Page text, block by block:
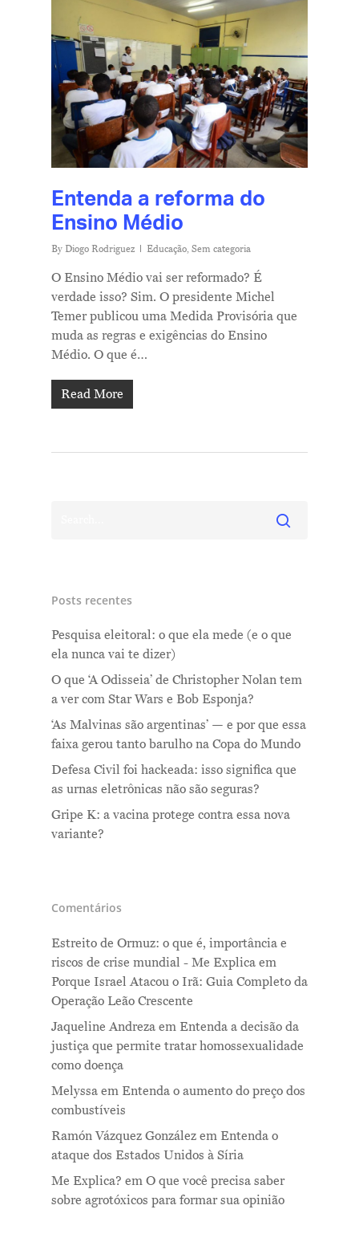
Entenda a reforma do
Ensino Médio
By Diogo Rodriguez Educação, Sem categoria
O Ensino Médio vai ser reformado? É
verdade isso? Sim. O presidente Michel
Temer publicou uma Medida Provisória que
muda as regras e exigências do Ensino
Médio. O que é…
Read More
Posts recentes
Pesquisa eleitoral: o que ela mede (e o que
ela nunca vai te dizer)
O que ‘A Odisseia’ de Christopher Nolan tem
a ver com Star Wars e Bob Esponja?
‘As Malvinas são argentinas’ — e por que essa
faixa gerou tanto barulho na Copa do Mundo
Defesa Civil foi hackeada: isso significa que
as urnas eletrônicas não são seguras?
Gripe K: a vacina protege contra essa nova
variante?
Comentários
Estreito de Ormuz: o que é, importância e
riscos de crise mundial - Me Explica em
Porque Israel Atacou o Irã: Guia Completo da
Operação Leão Crescente
Jaqueline Andreza em Entenda a decisão da
justiça que permite tratar homossexualidade
como doença
Melyssa em Entenda o aumento do preço dos
combustíveis
Ramón Vázquez González em Entenda o
ataque dos Estados Unidos à Síria
Me Explica? em O que você precisa saber
sobre agrotóxicos para formar sua opinião